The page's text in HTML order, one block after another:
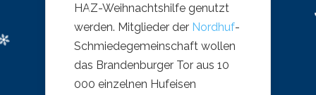
HAZ-Weihnachtshilfe genutzt
werden. Mitglieder der Nordhuf-
Schmiedegemeinschaft wollen
das Brandenburger Tor aus 10
000 einzelnen Hufeisen